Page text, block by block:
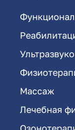
Массаж
Лечебная